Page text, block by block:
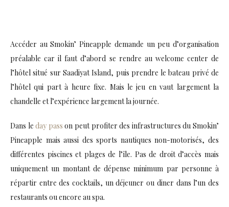
Accéder au Smokin’ Pineapple demande un peu d’organisation
préalable car il faut d’abord se rendre au welcome center de
l’hôtel situé sur Saadiyat Island, puis prendre le bateau privé de
l’hôtel qui part à heure fixe. Mais le jeu en vaut largement la
chandelle et l’expérience largement la journée.
Dans leday pass on peut profiter des infrastructures du Smokin’
Pineapple mais aussi des sports nautiques non-motorisés, des
différentes piscines et plages de l’île. Pas de droit d’accès mais
uniquement un montant de dépense minimum par personne à
répartir entre des cocktails, un déjeuner ou diner dans l’un des
restaurants ou encore au spa.